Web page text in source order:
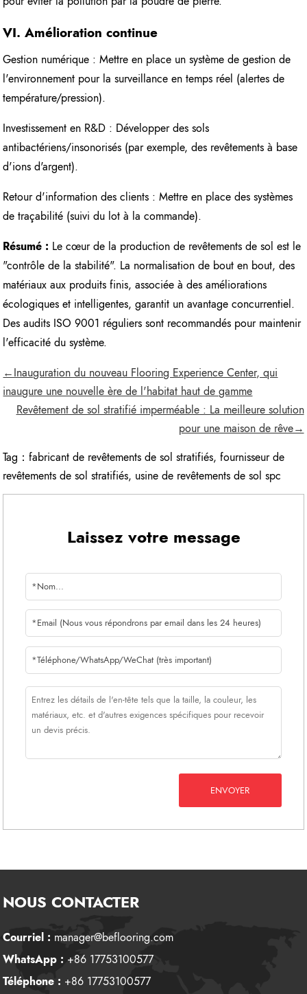
VI. Amélioration continue
Gestion numérique : Mettre en place un système de gestion de
l'environnement pour la surveillance en temps réel (alertes de
température/pression).
Investissement en R&D : Développer des sols
antibactériens/insonorisés (par exemple, des revêtements à base
d'ions d'argent).
Retour d'information des clients : Mettre en place des systèmes
de traçabilité (suivi du lot à la commande).
Résumé : Le cœur de la production de revêtements de sol est le
"contrôle de la stabilité". La normalisation de bout en bout, des
matériaux aux produits finis, associée à des améliorations
écologiques et intelligentes, garantit un avantage concurrentiel.
Des audits ISO 9001 réguliers sont recommandés pour maintenir
l'efficacité du système.
←Inauguration du nouveau Flooring Experience Center, qui
inaugure une nouvelle ère de l'habitat haut de gamme
Revêtement de sol stratifié imperméable : La meilleure solution
pour une maison de rêve→
Tag：fabricant de revêtements de sol stratifiés,fournisseur de
revêtements de sol stratifiés, usine de revêtements de sol spc
Laissez votre message
ENVOYER
NOUS CONTACTER
Courriel : manager@beflooring.com
WhatsApp : +86 17753100577
Téléphone : +86 17753100577